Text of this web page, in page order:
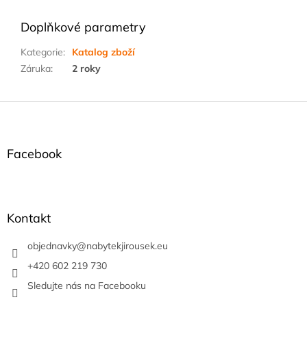
Doplňkové parametry
Kategorie:
Katalog zboží
Záruka: 2 roky
Z
Facebook
Kontakt
objednavky@nabytekjirousek.eu
+420 602 219 730
Sledujte nás na Facebooku